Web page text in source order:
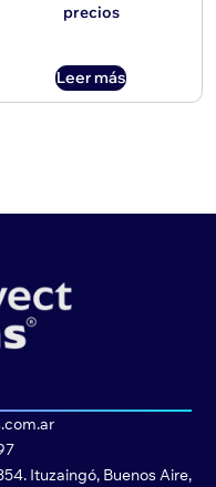
precios
Leer más
Ituzaingó, Buenos Aire,